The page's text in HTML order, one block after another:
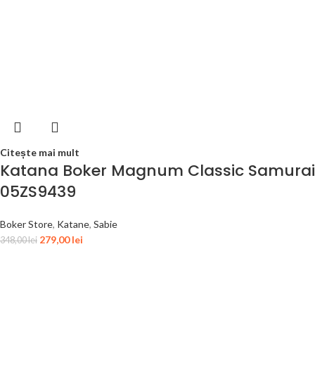
Citește mai mult
Katana Boker Magnum Classic Samurai
05ZS9439
Boker Store, Katane, Sabie
348,00lei 279,00lei